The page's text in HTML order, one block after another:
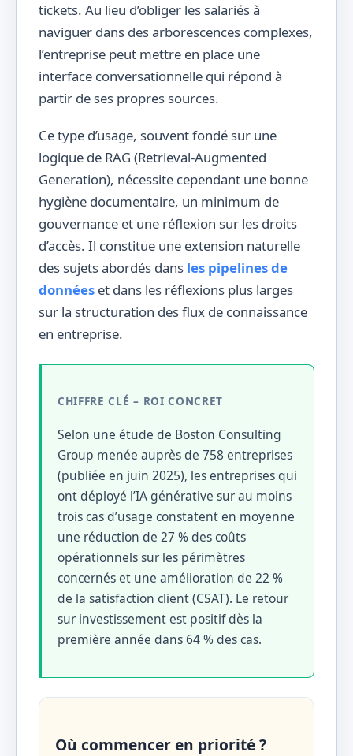
tickets. Au lieu d’obliger les salariés à
naviguer dans des arborescences complexes,
l’entreprise peut mettre en place une
interface conversationnelle qui répond à
partir de ses propres sources.
Ce type d’usage, souvent fondé sur une
logique de RAG (Retrieval-Augmented
Generation), nécessite cependant une bonne
hygiène documentaire, un minimum de
gouvernance et une réflexion sur les droits
d’accès. Il constitue une extension naturelle
des sujets abordés dans les pipelines de
données et dans les réflexions plus larges
sur la structuration des flux de connaissance
en entreprise.
CHIFFRE CLÉ – ROI CONCRET
Selon une étude de Boston Consulting
Group menée auprès de 758 entreprises
(publiée en juin 2025), les entreprises qui
ont déployé l’IA générative sur au moins
trois cas d’usage constatent en moyenne
une réduction de 27 % des coûts
opérationnels sur les périmètres
concernés et une amélioration de 22 %
de la satisfaction client (CSAT). Le retour
sur investissement est positif dès la
première année dans 64 % des cas.
Où commencer en priorité ?